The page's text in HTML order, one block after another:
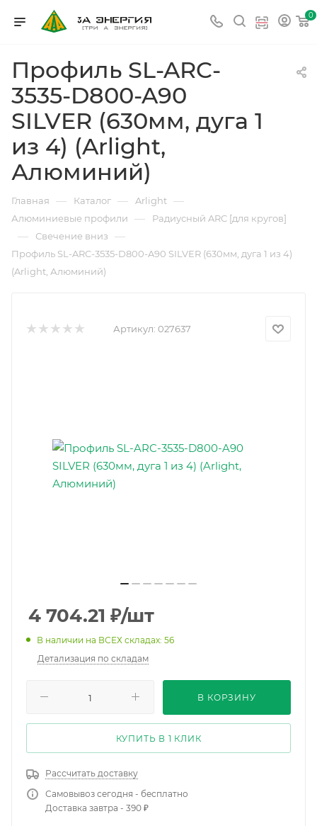
0
Профиль SL-ARC-
3535-D800-A90
SILVER (630мм, дуга 1
из 4) (Arlight,
Алюминий)
Главная — Каталог — Arlight —
Алюминиевые профили — Радиусный ARC [для кругов]
— Свечение вниз —
Профиль SL-ARC-3535-D800-A90 SILVER (630мм, дуга 1 из 4)
(Arlight, Алюминий)
Артикул: 027637
4 704.21 ₽/шт
В наличии на ВСЕХ складах: 56
Детализация по складам
В КОРЗИНУ
КУПИТЬ В 1 КЛИК
Рассчитать доставку
Самовывоз сегодня - бесплатно
Доставка завтра - 390 ₽